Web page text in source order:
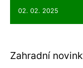
02. 02. 2025
Zahradní